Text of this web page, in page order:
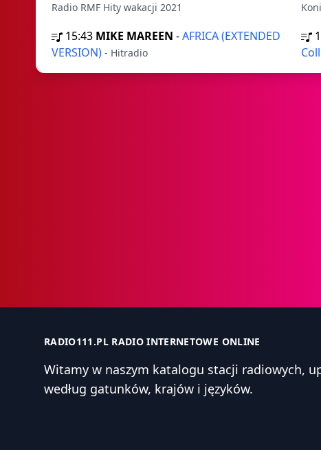
Radio RMF Hity wakacji 2021
15:43 MIKE MAREEN -AFRICA (EXTENDED
VERSION) - Hitradio
RADIO111.PL RADIO INTERNETOWE ONLINE
Witamy w naszym katalogu stacji radiowych,
według gatunków, krajów i języków.